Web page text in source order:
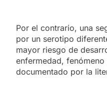
Por el contrario, una
por un serotipo
mayor riesgo de
enfermedad, fenómeno
documentado por la